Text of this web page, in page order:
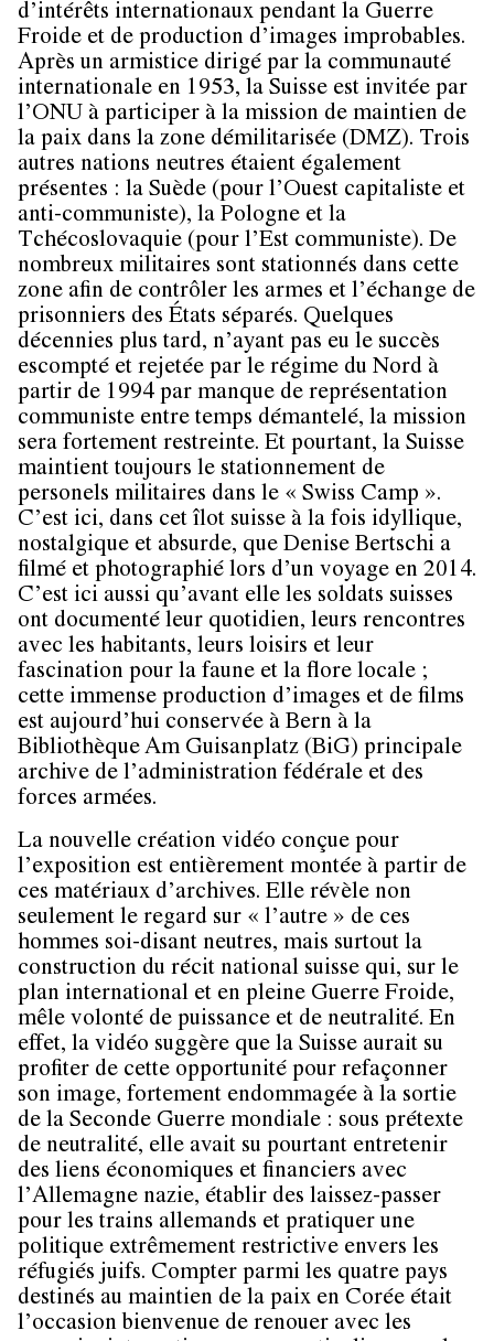
d’intérêts internationaux pendant la Guerre
Froide et de production d’images improbables.
Après un armistice dirigé par la communauté
internationale en 1953, la Suisse est invitée par
l’ONU à participer à la mission de maintien de
la paix dans la zone démilitarisée (DMZ). Trois
autres nations neutres étaient également
présentes : la Suède (pour l’Ouest capitaliste et
anti-communiste), la Pologne et la
Tchécoslovaquie (pour l’Est communiste). De
nombreux militaires sont stationnés dans cette
zone afin de contrôler les armes et l’échange de
prisonniers des États séparés. Quelques
décennies plus tard, n’ayant pas eu le succès
escompté et rejetée par le régime du Nord à
partir de 1994 par manque de représentation
communiste entre temps démantelé, la mission
sera fortement restreinte. Et pourtant, la Suisse
maintient toujours le stationnement de
personels militaires dans le « Swiss Camp ».
C’est ici, dans cet îlot suisse à la fois idyllique,
nostalgique et absurde, que Denise Bertschi a
filmé et photographié lors d’un voyage en 2014.
C’est ici aussi qu’avant elle les soldats suisses
ont documenté leur quotidien, leurs rencontres
avec les habitants, leurs loisirs et leur
fascination pour la faune et la flore locale ;
cette immense production d’images et de films
est aujourd’hui conservée à Bern à la
Bibliothèque Am Guisanplatz (BiG) principale
archive de l’administration fédérale et des
forces armées.
La nouvelle création vidéo conçue pour
l’exposition est entièrement montée à partir de
ces matériaux d’archives. Elle révèle non
seulement le regard sur « l’autre » de ces
hommes soi-disant neutres, mais surtout la
construction du récit national suisse qui, sur le
plan international et en pleine Guerre Froide,
mêle volonté de puissance et de neutralité. En
effet, la vidéo suggère que la Suisse aurait su
profiter de cette opportunité pour refaçonner
son image, fortement endommagée à la sortie
de la Seconde Guerre mondiale : sous prétexte
de neutralité, elle avait su pourtant entretenir
des liens économiques et financiers avec
l’Allemagne nazie, établir des laissez-passer
pour les trains allemands et pratiquer une
politique extrêmement restrictive envers les
réfugiés juifs. Compter parmi les quatre pays
destinés au maintien de la paix en Corée était
l’occasion bienvenue de renouer avec les